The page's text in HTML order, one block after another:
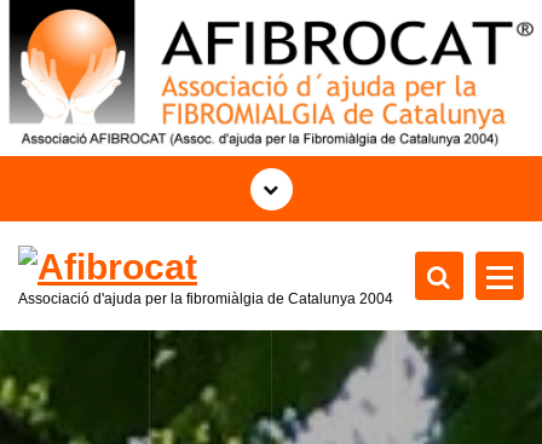
o
n
Associació d'ajuda per la fibromiàlgia de Catalunya 2004